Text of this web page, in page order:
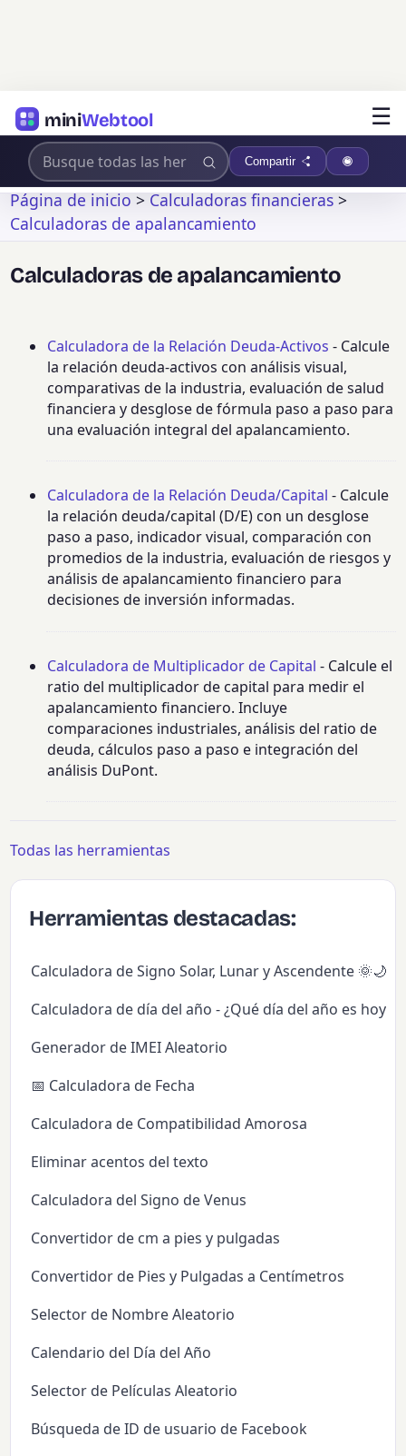
miniWebtool ☰
Compartir
Página de inicio>Calculadoras financieras>
Calculadoras de apalancamiento
Calculadoras de apalancamiento
Calculadora de la Relación Deuda-Activos - Calcule
la relación deuda-activos con análisis visual,
comparativas de la industria, evaluación de salud
financiera y desglose de fórmula paso a paso para
una evaluación integral del apalancamiento.
Calculadora de la Relación Deuda/Capital - Calcule
la relación deuda/capital (D/E) con un desglose
paso a paso, indicador visual, comparación con
promedios de la industria, evaluación de riesgos y
análisis de apalancamiento financiero para
decisiones de inversión informadas.
Calculadora de Multiplicador de Capital - Calcule el
ratio del multiplicador de capital para medir el
apalancamiento financiero. Incluye
comparaciones industriales, análisis del ratio de
deuda, cálculos paso a paso e integración del
análisis DuPont.
Todas las herramientas
Herramientas destacadas:
Calculadora de Signo Solar, Lunar y Ascendente 🌞🌙✨
Calculadora de día del año - ¿Qué día del año es hoy?
Generador de IMEI Aleatorio
📅 Calculadora de Fecha
Calculadora de Compatibilidad Amorosa
Eliminar acentos del texto
Calculadora del Signo de Venus
Convertidor de cm a pies y pulgadas
Convertidor de Pies y Pulgadas a Centímetros
Selector de Nombre Aleatorio
Calendario del Día del Año
Selector de Películas Aleatorio
Búsqueda de ID de usuario de Facebook